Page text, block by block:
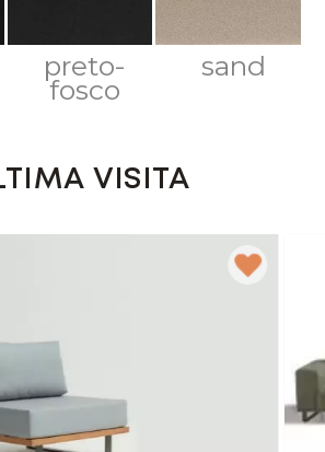
preto-
fosco
sand
VISITA